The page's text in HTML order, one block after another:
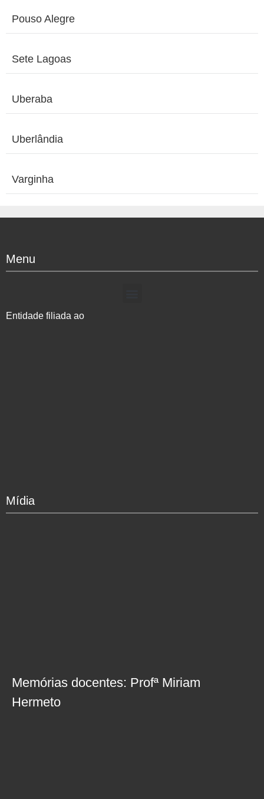
Pouso Alegre
Sete Lagoas
Uberaba
Uberlândia
Varginha
Menu
Entidade filiada ao
Mídia
Memórias docentes: Profª Miriam
Hermeto